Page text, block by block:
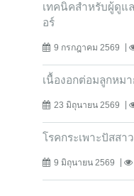
เทคนิคสำหรับผู้ดูแ
อร์
9 กรกฎาคม 2569
เนื้องอกต่อมลูกหมา
23 มิถุนายน 2569
โรคกระเพาะปัสสา
9 มิถุนายน 2569